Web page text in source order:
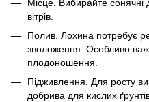
Місце. Вибирайте сонячні
вітрів.
Полив. Лохина потребує
зволоження. Особливо
плодоношення.
Підживлення. Для росту
добрива для кислих